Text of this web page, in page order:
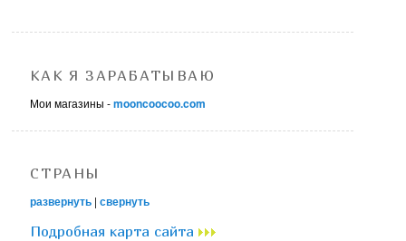
КАК Я ЗАРАБАТЫВАЮ
Мои магазины -mooncoocoo.com
СТРАНЫ
развернуть |свернуть
Подробная карта сайта